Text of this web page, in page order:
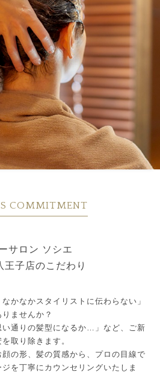
COMMITMENT
サロン ソシエ
王子店のこだわり
かなかスタイリストに伝わらない」
ませんか？
い通りの髪型になるか…」など、ご新
取り除きます。
の形、髪の質感から、プロの目線で
を丁寧にカウンセリングいたしま